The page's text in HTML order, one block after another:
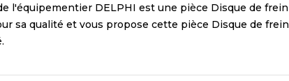
l'équipementier DELPHI est une pièce Disque de frein
sa qualité et vous propose cette pièce Disque de frein